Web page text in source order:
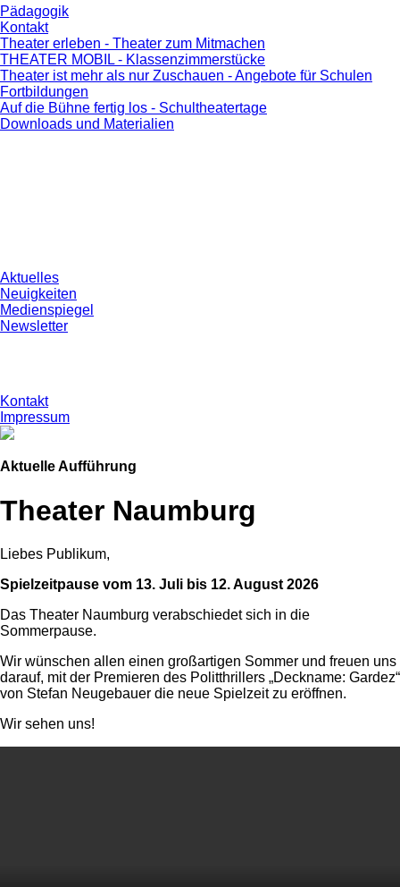
Pädagogik
Kontakt
Theater erleben - Theater zum Mitmachen
THEATER MOBIL - Klassenzimmerstücke
Theater ist mehr als nur Zuschauen - Angebote für Schulen
Fortbildungen
Auf die Bühne fertig los - Schultheatertage
Downloads und Materialien
Aktuelles
Neuigkeiten
Medienspiegel
Newsletter
Kontakt
Impressum
Aktuelle Aufführung
Theater Naumburg
Liebes Publikum,
Spielzeitpause vom 13. Juli bis 12. August 2026
Das Theater Naumburg verabschiedet sich in die
Sommerpause.
Wir wünschen allen einen großartigen Sommer und freuen uns
darauf, mit der Premieren des Politthrillers „Deckname: Gardez“
von Stefan Neugebauer die neue Spielzeit zu eröffnen.
Wir sehen uns!